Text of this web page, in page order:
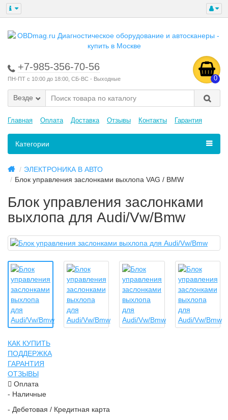
+7-985-356-70-56
ПН-ПТ с 10:00 до 18:00, СБ-ВС - Выходные 0
Везде
Главная Оплата Доставка Отзывы Контакты Гарантия
Категории
ЭЛЕКТРОНИКА В АВТО
Блок управления заслонками выхлопа VAG / BMW
Блок управления заслонками
выхлопа для Audi/Vw/Bmw
КАК КУПИТЬ
ПОДДЕРЖКА
ГАРАНТИЯ
ОТЗЫВЫ
Оплата
- Наличные
- Дебетовая / Кредитная карта